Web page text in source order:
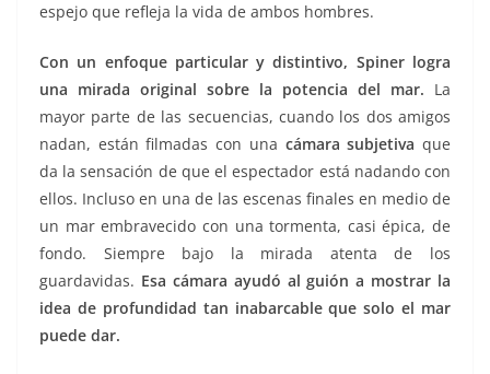
espejo que refleja la vida de ambos hombres.
Con un enfoque particular y distintivo, Spiner logra
una mirada original sobre la potencia del mar. La
mayor parte de las secuencias, cuando los dos amigos
nadan, están filmadas con una cámara subjetiva que
da la sensación de que el espectador está nadando con
ellos. Incluso en una de las escenas finales en medio de
un mar embravecido con una tormenta, casi épica, de
fondo. Siempre bajo la mirada atenta de los
guardavidas. Esa cámara ayudó al guión a mostrar la
idea de profundidad tan inabarcable que solo el mar
puede dar.